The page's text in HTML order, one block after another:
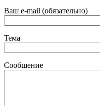
Ваш e-mail (обязательно)
Тема
Сообщение